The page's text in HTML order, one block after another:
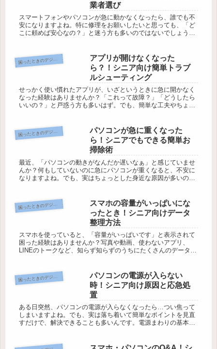
業者選び
スマートフォンやパソコンが急に動かなくなったら、誰でも不
安になりますよね。特に修理をお願いしたいと思っても、「ど
こに頼めば安心なの？」と迷う方も多いのではないでしょう
困ったときのデジタルお助けコーナー
アプリが開けなくなった
ら？！シニア向け簡単トラブ
ルシューティング
せっかく使い慣れたアプリが、いざというときに急に開かなく
なった経験はありませんか？「これって故障？」「どうしたら
いいの？」と戸惑う方も多いはず。でも、簡単な工夫やちょっ
困ったときのデジタルお助けコーナー
パソコンが急に重くなった
ら！シニアでもできる簡単お
掃除術
最近、「パソコンの動きがなんだか遅いなぁ」と感じていませ
んか？何もしていないのに急にパソコンが重くなると、不安に
なりますよね。でも、実はちょっとした身近な原因が多いので
困ったときのデジタルお助けコーナー
スマホの容量がいっぱいにな
ったとき！シニア向けデータ
整理方法
スマホを使っていると、「容量がいっぱいです」と表示されて
困った経験はありませんか？写真や動画、使わないアプリ、
LINEのトークなど、知らず知らずのうちにたくさんのデータが
困ったときのデジタルお助けコーナー
パソコンの電源が入らない
時！シニア向け原因と応急処
置
ある日突然、パソコンの電源が入らなくなったら…つい焦って
しまいますよね。でも、実は落ち着いて簡単なポイントを見直
すだけで、解決できることも多いんです。電源まわりの基本チ